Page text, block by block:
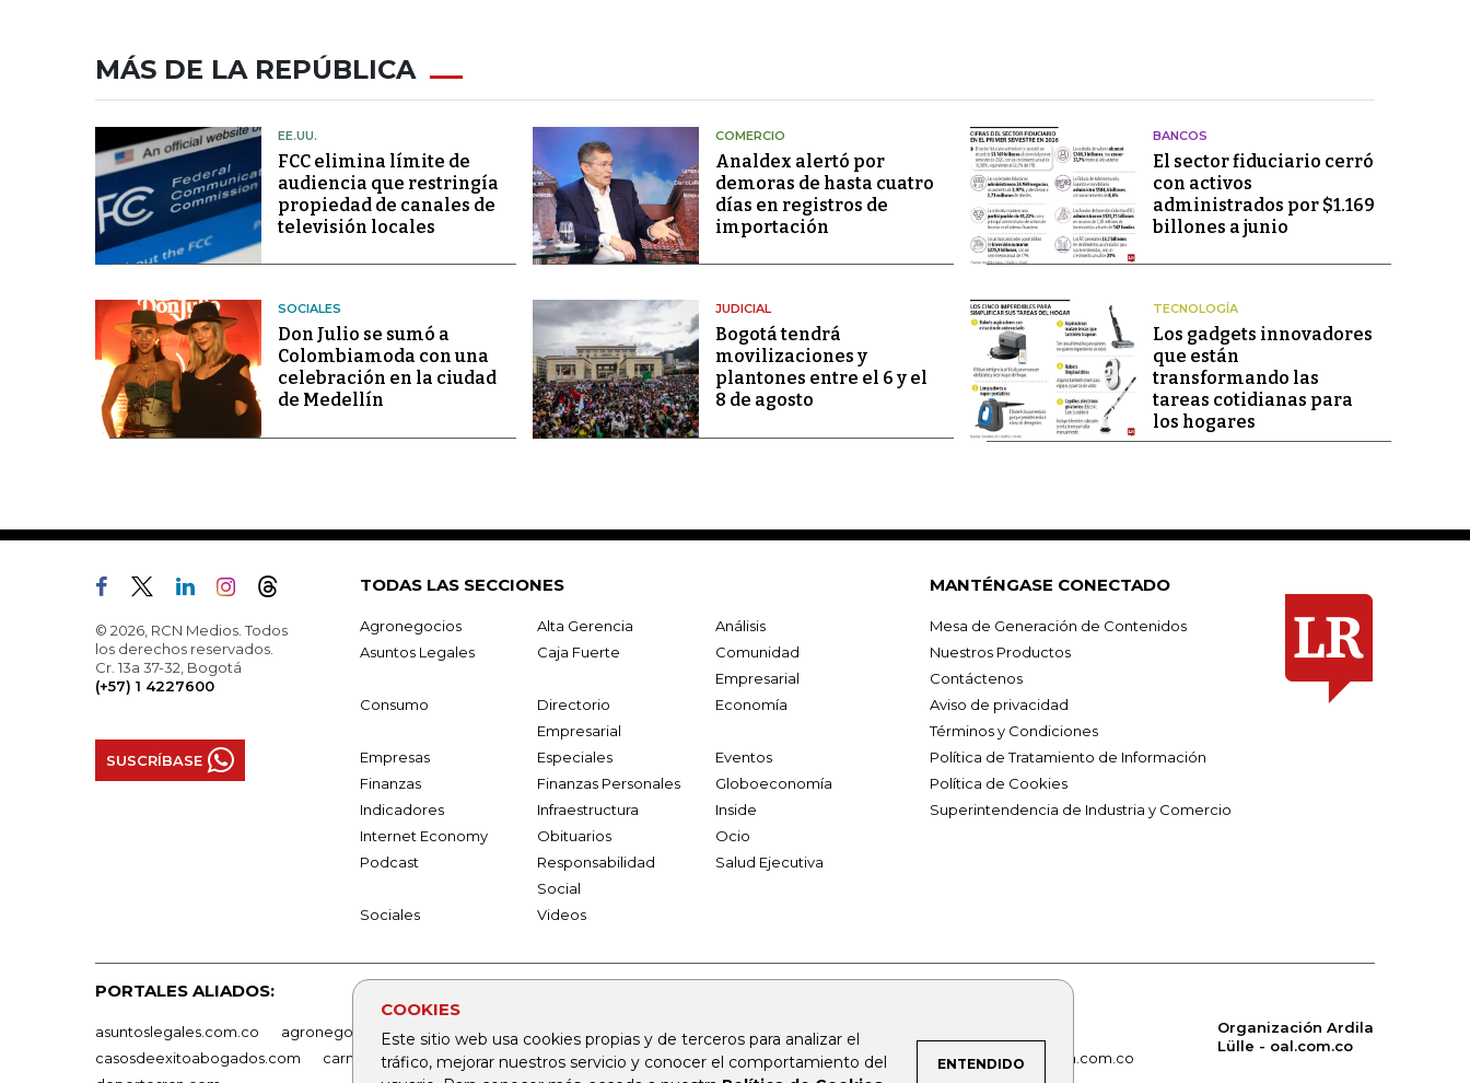
COOKIES
Este sitio web usa cookies propias y de terceros para analizar el
tráfico, mejorar nuestros servicio y conocer el comportamiento del
ENTENDIDO
MÁS DE LA REPÚBLICA
EE.UU.
FCC elimina límite de
audiencia que restringía
propiedad de canales de
televisión locales
COMERCIO
Analdex alertó por
demoras de hasta cuatro
días en registros de
importación
BANCOS
El sector fiduciario cerró
con activos
administrados por $1.169
billones a junio
SOCIALES
Don Julio se sumó a
Colombiamoda con una
celebración en la ciudad
de Medellín
JUDICIAL
Bogotá tendrá
movilizaciones y
plantones entre el 6 y el
8 de agosto
TECNOLOGÍA
Los gadgets innovadores
que están
transformando las
tareas cotidianas para
los hogares
© 2026, RCN Medios. Todos
los derechos reservados.
Cr. 13a 37-32, Bogotá
(+57) 1 4227600
SUSCRÍBASE
TODAS LAS SECCIONES
Agronegocios Alta Gerencia
Análisis
Asuntos Legales
Caja Fuerte
Comunidad
Empresarial
Consumo
Directorio
Empresarial
Economía
Empresas Especiales
Eventos
Finanzas
Finanzas Personales
Globoeconomía
Indicadores
Infraestructura
Inside
Internet Economy
Obituarios
Ocio
Podcast
Responsabilidad
Social
Salud Ejecutiva
Sociales Videos
MANTÉNGASE CONECTADO
Mesa de Generación de Contenidos
Nuestros Productos
Contáctenos
Aviso de privacidad
Términos y Condiciones
Política de Tratamiento de Información
Política de Cookies
Superintendencia de Industria y Comercio
PORTALES ALIADOS:
asuntoslegales.com.co agronegocios.co empresas.larepublica.co firmasdeabogados.com
bolsaencolombia.com
casosdeexitoabogados.com
carnavalindustriacultural.com canalrcn.com rcnradio.com noticiasrcn.com lafm.com.co
alerta.com.co
Organización Ardila
Lülle - oal.com.co